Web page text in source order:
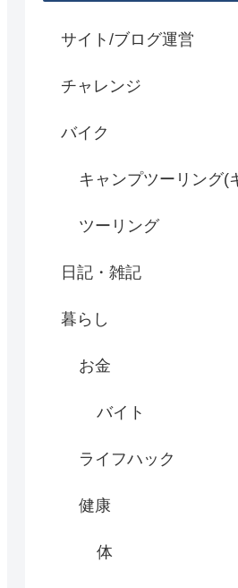
サイト/ブログ運営
チャレンジ
バイク
キャンプツーリング(
ツーリング
日記・雑記
暮らし
お金
バイト
ライフハック
健康
体